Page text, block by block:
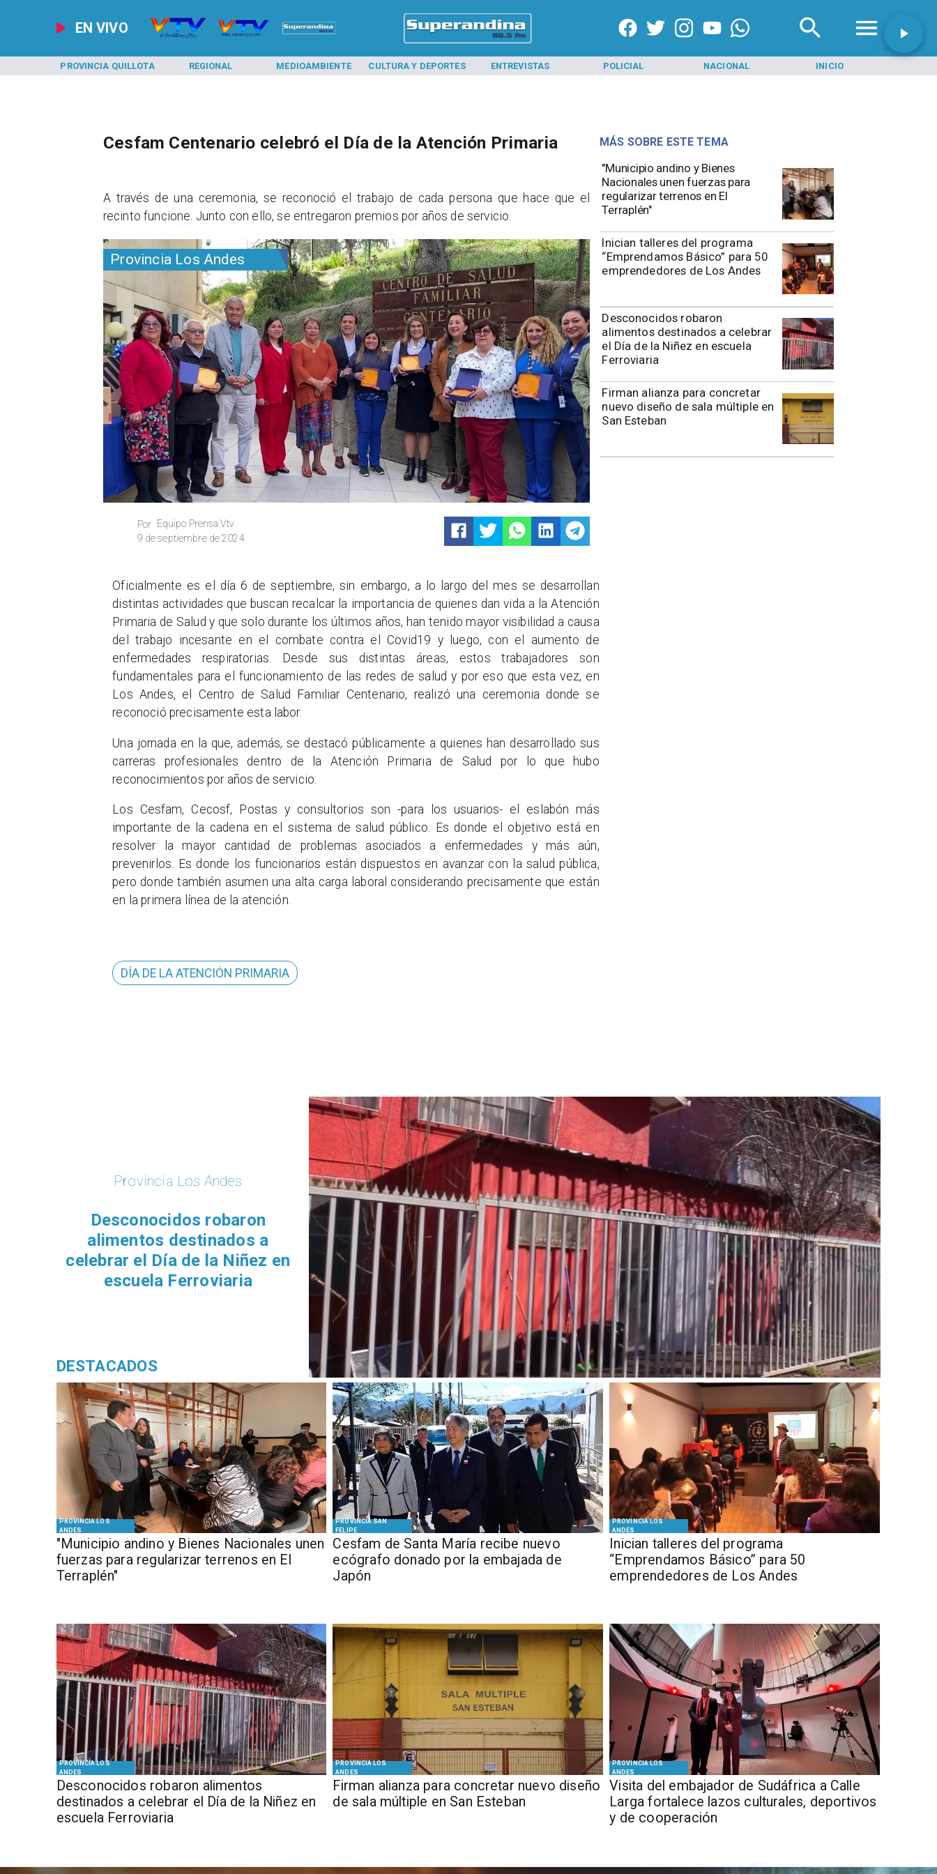
EN VIVO
PROVINCIA QUILLOTA REGIONAL MEDIOAMBIENTE CULTURA Y DEPORTES ENTREVISTAS POLICIAL NACIONAL INICIO
Provincia Los Andes
Equipo Prensa Vtv
Por
9 de septiembre de 2024
"Municipio andino y Bienes
Nacionales unen fuerzas para
regularizar terrenos en El
Terraplén"
Inician talleres del programa
“Emprendamos Básico” para 50
emprendedores de Los Andes
Desconocidos robaron
alimentos destinados a celebrar
el Día de la Niñez en escuela
Ferroviaria
​​Firman alianza para concretar
nuevo diseño de sala múltiple en
San Esteban
MÁS SOBRE ESTE TEMA
Cesfam Centenario celebró el Día de la Atención Primaria
​A través de una ceremonia, se reconoció el trabajo de cada persona que hace que el
recinto funcione. Junto con ello, se entregaron premios por años de servicio.
Oficialmente es el día 6 de septiembre, sin embargo, a lo largo del mes se desarrollan
distintas actividades que buscan recalcar la importancia de quienes dan vida a la Atención
Primaria de Salud y que solo durante los últimos años, han tenido mayor visibilidad a causa
del trabajo incesante en el combate contra el Covid19 y luego, con el aumento de
enfermedades respiratorias. Desde sus distintas áreas, estos trabajadores son
fundamentales para el funcionamiento de las redes de salud y por eso que esta vez, en
Los Andes, el Centro de Salud Familiar Centenario, realizó una ceremonia donde se
reconoció precisamente esta labor.
Una jornada en la que, además, se destacó públicamente a quienes han desarrollado sus
carreras profesionales dentro de la Atención Primaria de Salud por lo que hubo
reconocimientos por años de servicio.
Los Cesfam, Cecosf, Postas y consultorios son -para los usuarios- el eslabón más
importante de la cadena en el sistema de salud público. Es donde el objetivo está en
resolver la mayor cantidad de problemas asociados a enfermedades y más aún,
prevenirlos. Es donde los funcionarios están dispuestos en avanzar con la salud pública,
pero donde también asumen una alta carga laboral considerando precisamente que están
en la primera línea de la atención.
DÍA DE LA ATENCIÓN PRIMARIA
PROVINCIA LOS
ANDES
"Municipio andino y Bienes Nacionales unen
fuerzas para regularizar terrenos en El
Terraplén"
PROVINCIA SAN
FELIPE
Cesfam de Santa María recibe nuevo
ecógrafo donado por la embajada de
Japón
PROVINCIA LOS
ANDES
Inician talleres del programa
“Emprendamos Básico” para 50
emprendedores de Los Andes
PROVINCIA LOS
ANDES
Desconocidos robaron alimentos
destinados a celebrar el Día de la Niñez en
escuela Ferroviaria
PROVINCIA LOS
ANDES
​​Firman alianza para concretar nuevo diseño
de sala múltiple en San Esteban
PROVINCIA LOS
ANDES
​Visita del embajador de Sudáfrica a Calle
Larga fortalece lazos culturales, deportivos
y de cooperación
Provincia Los Andes
"Municipio andino y Bienes
Nacionales unen fuerzas para
regularizar terrenos en El
Terraplén"
DESTACADOS